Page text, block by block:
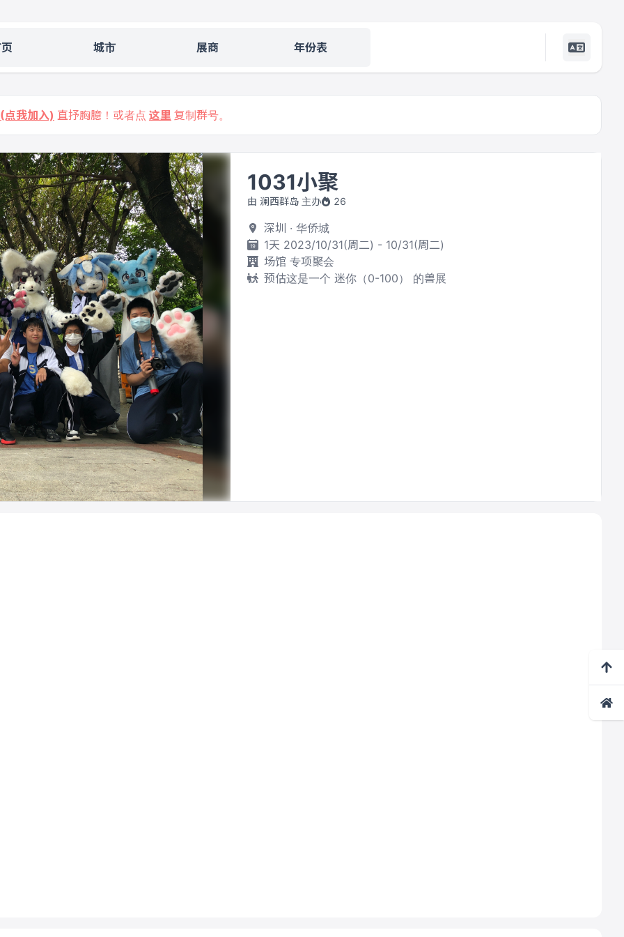
城市 展商 年份表
我加入) 直抒胸臆！或者点 这里 复制群号。
1031小聚
由 澜西群岛 主办 26
深圳 · 华侨城
1天 2023/10/31(周二) - 10/31(周二)
场馆 专项聚会
预估这是一个 迷你（0-100） 的兽展